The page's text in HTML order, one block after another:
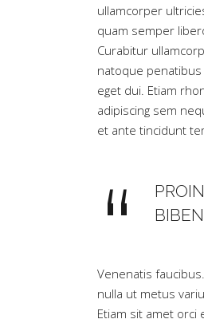
ullamcorper
quam semper
Curabitur
natoque
eget dui. Etiam
adipiscing sem
et ante tincidunt
Venenatis
nulla ut metus
Etiam sit amet orci